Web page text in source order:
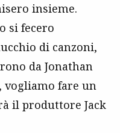
insieme.
si fecero
di canzoni,
da Jonathan
vogliamo fare un
il produttore Jack